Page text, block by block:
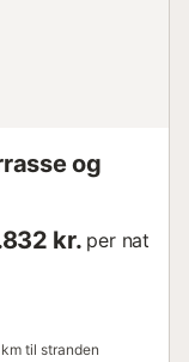
og
kr. per nat
km til stranden